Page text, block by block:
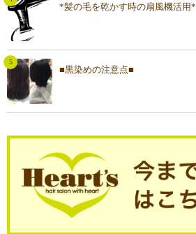
*髪の毛を乾かす時の扇風機活用*
■黒染めの注意点■